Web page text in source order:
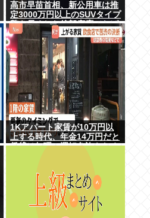
高市早苗首相、新公用車は推
定3000万円以上のSUVタイプ
贅を尽くした後部座席でたば
こを吸うのが至福の時間か ど
んどん延びる乗車時間
1Kアパート家賃が10万円以
上する時代、年金14万円だと
賃貸は無理、運転免許もなく